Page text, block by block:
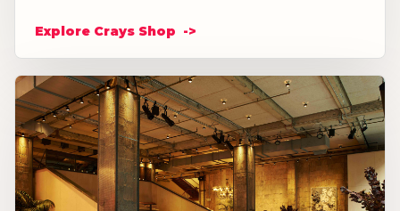
Explore Crays Shop